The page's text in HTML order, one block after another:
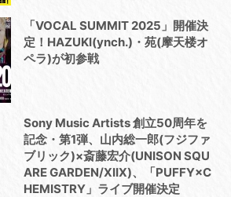
「VOCAL SUMMIT 2025」開催決
定！HAZUKI(ynch.)・苑(摩天楼オ
ペラ)が初参戦
Sony Music Artists 創立50周年を
記念・第1弾、山内総一郎(フジファ
ブリック)×斎藤宏介(UNISON SQU
ARE GARDEN/XIIX)、「PUFFY×C
HEMISTRY」ライブ開催決定